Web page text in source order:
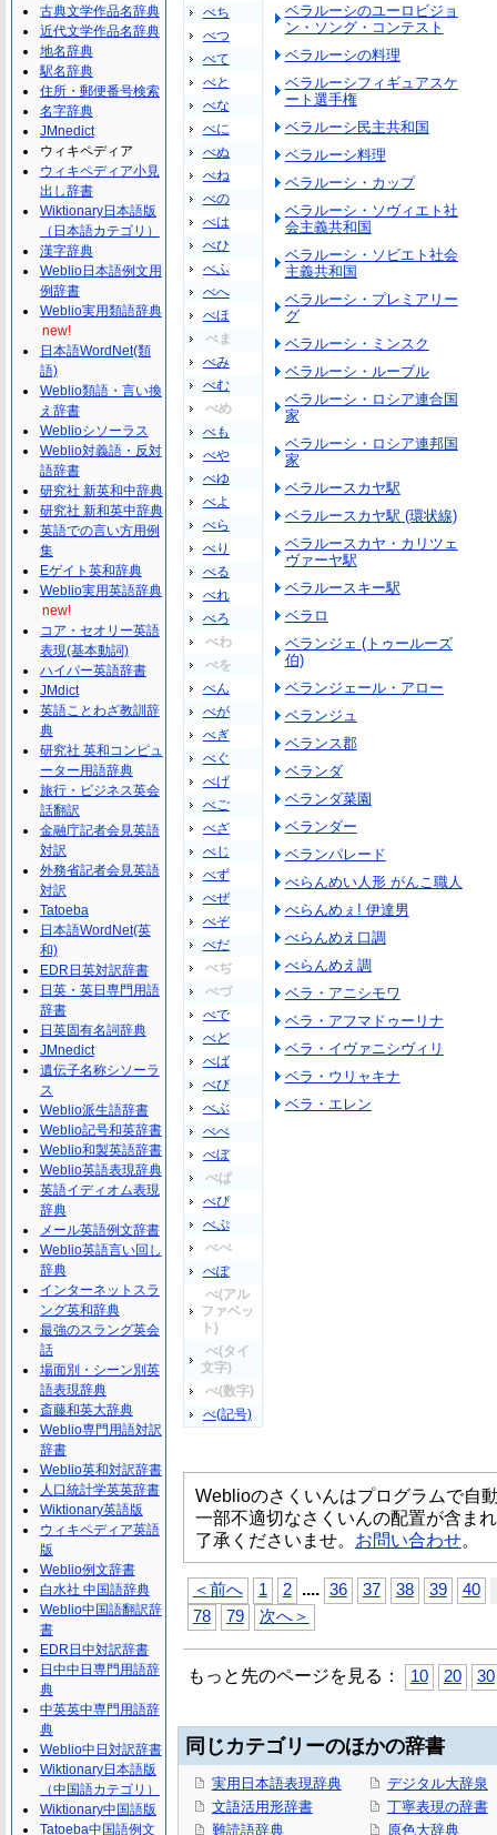
べち
べつ
べて
べと
べな
べに
べぬ
べね
べの
べは
べひ
べふ
べへ
べほ
べま
べみ
べむ
べめ
べも
べや
べゆ
べよ
べら
べり
べる
べれ
べろ
べわ
べを
べん
べが
べぎ
べぐ
べげ
べご
べざ
べじ
べず
べぜ
べぞ
べだ
べぢ
べづ
べで
べど
べば
べび
べぶ
べべ
べぼ
べぱ
べぴ
べぷ
べぺ
べぽ
べ(アル
ファベッ
ト)
べ(タイ
文字)
べ(数字)
べ(記号)
ベラルーシのユーロビジョ
ン・ソング・コンテスト
ベラルーシの料理
ベラルーシフィギュアスケ
ート選手権
ベラルーシ民主共和国
ベラルーシ料理
ベラルーシ・カップ
ベラルーシ・ソヴィエト社
会主義共和国
ベラルーシ・ソビエト社会
主義共和国
ベラルーシ・プレミアリー
グ
ベラルーシ・ミンスク
ベラルーシ・ルーブル
ベラルーシ・ロシア連合国
家
ベラルーシ・ロシア連邦国
家
ベラルースカヤ駅
ベラルースカヤ駅 (環状線)
ベラルースカヤ・カリツェ
ヴァーヤ駅
ベラルースキー駅
ベラロ
ベランジェ (トゥールーズ
伯)
ベランジェール・アロー
ベランジュ
ベランス郡
ベランダ
ベランダ菜園
ベランダー
ベランパレード
べらんめい人形 がんこ職人
べらんめぇ! 伊達男
べらんめえ口調
べらんめえ調
ベラ・アニシモワ
ベラ・アフマドゥーリナ
ベラ・イヴァニシヴィリ
ベラ・ウリャキナ
ベラ・エレン
Weblioのさくいんはプログラムで自
一部不適切なさくいんの配置が含ま
了承くださいませ。 お問い合わせ。
＜前へ 1 2 .... 36 37 38 39 40
78
79 次へ＞
もっと先のページを見る： 10 20 30
同じカテゴリーのほかの辞書
実用日本語表現辞典
文語活用形辞書
難読語辞典
デジタル大辞泉
丁寧表現の辞書
原色大辞典
古典文学作品名辞典
近代文学作品名辞典
地名辞典
駅名辞典
住所・郵便番号検索
名字辞典
JMnedict
ウィキペディア
ウィキペディア小見
出し辞書
Wiktionary日本語版
（日本語カテゴリ）
漢字辞典
Weblio日本語例文用
例辞書
Weblio実用類語辞典
new!
日本語WordNet(類
語)
Weblio類語・言い換
え辞書
Weblioシソーラス
Weblio対義語・反対
語辞書
研究社 新英和中辞典
研究社 新和英中辞典
英語での言い方用例
集
Eゲイト英和辞典
Weblio実用英語辞典
new!
コア・セオリー英語
表現(基本動詞)
ハイパー英語辞書
JMdict
英語ことわざ教訓辞
典
研究社 英和コンピュ
ーター用語辞典
旅行・ビジネス英会
話翻訳
金融庁記者会見英語
対訳
外務省記者会見英語
対訳
Tatoeba
日本語WordNet(英
和)
EDR日英対訳辞書
日英・英日専門用語
辞書
日英固有名詞辞典
JMnedict
遺伝子名称シソーラ
ス
Weblio派生語辞書
Weblio記号和英辞書
Weblio和製英語辞書
Weblio英語表現辞典
英語イディオム表現
辞典
メール英語例文辞書
Weblio英語言い回し
辞典
インターネットスラ
ング英和辞典
最強のスラング英会
話
場面別・シーン別英
語表現辞典
斎藤和英大辞典
Weblio専門用語対訳
辞書
Weblio英和対訳辞書
人口統計学英英辞書
Wiktionary英語版
ウィキペディア英語
版
Weblio例文辞書
白水社 中国語辞典
Weblio中国語翻訳辞
書
EDR日中対訳辞書
日中中日専門用語辞
典
中英英中専門用語辞
典
Weblio中日対訳辞書
Wiktionary日本語版
（中国語カテゴリ）
Wiktionary中国語版
Tatoeba中国語例文